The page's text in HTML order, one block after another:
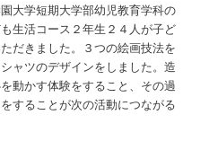
大学短期大学部幼児教育学科の
生活コース２年生２４人が子ど
だきました。３つの絵画技法を
ャツのデザインをしました。造
動かす体験をすること、その過
することが次の活動につながる